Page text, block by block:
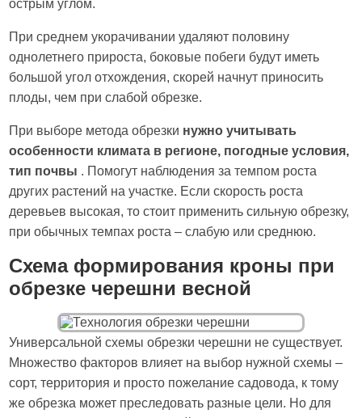
острым углом.
При среднем укорачивании удаляют половину
однолетнего прироста, боковые побеги будут иметь
большой угол отхождения, скорей начнут приносить
плоды, чем при слабой обрезке.
При выборе метода обрезки нужно учитывать
особенности климата в регионе, погодные условия,
тип почвы . Помогут наблюдения за темпом роста
других растений на участке. Если скорость роста
деревьев высокая, то стоит применить сильную обрезку,
при обычных темпах роста – слабую или среднюю.
Схема формирования кроны при
обрезке черешни весной
Универсальной схемы обрезки черешни не существует.
Множество факторов влияет на выбор нужной схемы –
сорт, территория и просто пожелание садовода, к тому
же обрезка может преследовать разные цели. Но для